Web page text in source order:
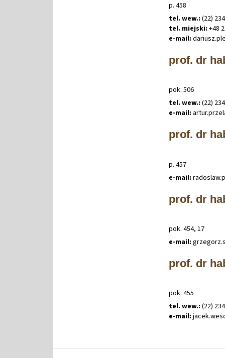
p. 458
tel. wew.: (22)
tel. miejski: +48
e-mail: dariusz.
prof. dr
pok. 506
tel. wew.: (22)
e-mail: artur.
prof. dr
p. 457
e-mail: radoslaw.
prof. dr
pok. 454, 17
e-mail: grzegorz.
prof. dr
pok. 455
tel. wew.: (22)
e-mail: jacek.